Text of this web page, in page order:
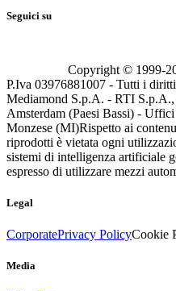
Seguici su
Copyright © 1999-
P.Iva 03976881007 - Tutti i
Mediamond S.p.A. - RTI S.p.A.,
Amsterdam (Paesi Bassi) -
Monzese (MI)Rispetto ai
riprodotti è vietata ogni
sistemi di intelligenza artificiale
espresso di utilizzare mezzi
Legal
CorporatePrivacy PolicyCookie
Media